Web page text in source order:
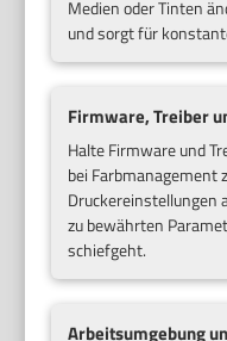
Medien oder Tinten
und sorgt für
Firmware, Treiber
Halte Firmware und
bei Farbmanagement
Druckereinstellungen
zu bewährten
schiefgeht.
Arbeitsumgebung